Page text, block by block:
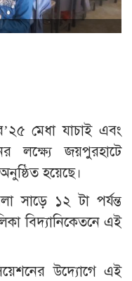
মেধা যাচাই এবং
লক্ষ্যে জয়পুরহাটে
হয়েছে।
সাড়ে ১২ টা পর্যন্ত
বিদ্যানিকেতনে এই
উদ্যোগে এই